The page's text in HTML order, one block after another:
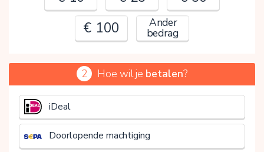
€ 100
Ander
bedrag
€
2 Hoe wil je betalen?
iDeal
Doorlopende machtiging